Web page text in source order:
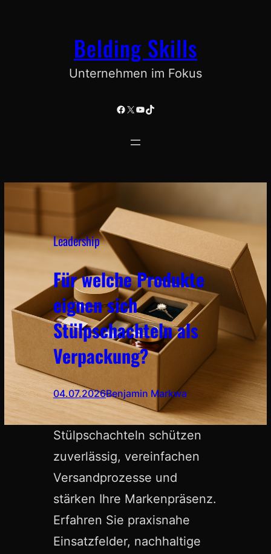
Belding Skills
Unternehmen im Fokus
Facebook X YouTube TikTok
Leadership
Für welche Produkte
eignen sich
Stülpschachteln als
Verpackung?
04.07.2026Benjamin Markwa
Stülpschachteln schützen
zuverlässig, vereinfachen
Versandprozesse und
stärken Ihre Markenpräsenz.
Erfahren Sie praxisnahe
Einsatzfelder, nachhaltige